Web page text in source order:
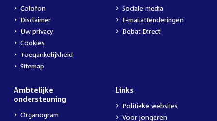
Colofon
Disclaimer
Uw privacy
Cookies
Toegankelijkheid
Sitemap
Sociale media
E-mailattenderingen
Debat Direct
Ambtelijke
ondersteuning
Organogram
Links
Politieke websites
Voor jongeren